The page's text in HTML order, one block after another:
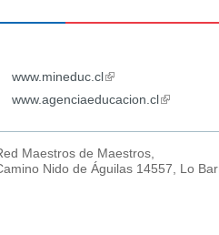
www.mineduc.cl(link
is
www.agenciaeducacion.cl(link
external)
Maestros de Maestros,
Nido de Águilas 14557, Lo